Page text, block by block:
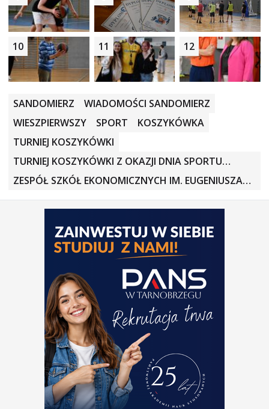
10 11 12
SANDOMIERZ
WIADOMOŚCI SANDOMIERZ
WIESZPIERWSZY
SPORT
KOSZYKÓWKA
TURNIEJ KOSZYKÓWKI
TURNIEJ KOSZYKÓWKI Z OKAZJI DNIA SPORTU
SZKOLNEGO
ZESPÓŁ SZKÓŁ EKONOMICZNYCH IM. EUGENIUSZA